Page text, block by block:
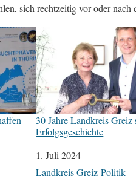
sich rechtzeitig vor oder nach
30 Jahre Landkreis Greiz
Erfolgsgeschichte
Datum
1. Juli 2024
In Bezug auf
Landkreis Greiz-Politik